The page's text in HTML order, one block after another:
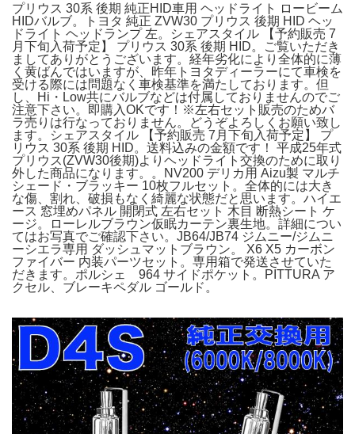
プリウス 30系 後期 純正HID車用 ヘッドライト ロービーム
HIDバルブ。トヨタ 純正 ZVW30 プリウス 後期 HID ヘッ
ドライト ヘッドランプ 左。シェアスタイル 【予約販売 7
月下旬入荷予定】 プリウス 30系 後期 HID。ご覧いただき
ましてありがとうございます。経年劣化により全体的に薄
く黄ばんではいますが、昨年トヨタディーラーにて車検を
受ける際には問題なく車検基準を満たしております。但
し、Hi・Low共にバルブなどは付属しておりませんのでご
注意下さい。即購入OKです！※左右セット販売のためバ
ラ売りは行なっておりません。どうぞよろしくお願い致し
ます。シェアスタイル 【予約販売 7月下旬入荷予定】 プ
リウス 30系 後期 HID。送料込みの金額です！ 平成25年式
プリウス(ZVW30後期)よりヘッドライト交換のために取り
外した商品になります。。NV200 デリカ用 Aizu製 マルチ
シェード・ブラッキー 10枚フルセット。全体的には大き
な傷、割れ、破損もなく綺麗な状態だと思います。ハイエ
ース 窓埋めパネル 開閉式 左右セット 木目 断熱シート ケ
ージ。ローレルブラウン仮眠カーテン裏生地。詳細につい
てはお写真でご確認下さい。JB64/JB74 ジムニー/ジムニ
ーシエラ専用 ダッシュマットブラウン。 X6 X5 カーボン
ファイバー 内装パーツセット。専用箱で発送させていた
だきます。ポルシェ 964 サイドポケット。PITTURA ア
クセル、ブレーキペダル ゴールド。